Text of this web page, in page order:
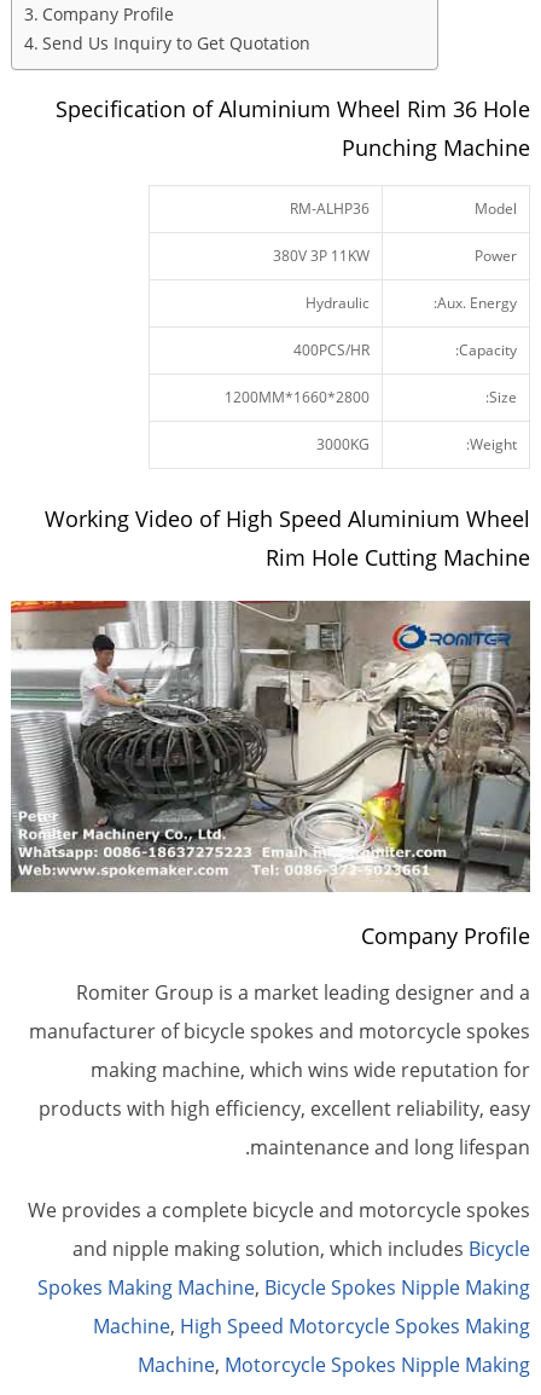
Company Profile
Send Us Inquiry to Get Quotation
Specification of Aluminium Wheel Rim 36 Hole
Punching Machine
Model
RM-ALHP36
Power
380V 3P 11KW
Aux. Energy:
Hydraulic
Capacity:
400PCS/HR
Size:
2800*1660*1200MM
Weight:
3000KG
Working Video of High Speed Aluminium Wheel
Rim Hole Cutting Machine
Company Profile
Romiter Group is a market leading designer and a
manufacturer of bicycle spokes and motorcycle spokes
making machine, which wins wide reputation for
products with high efficiency, excellent reliability, easy
maintenance and long lifespan.
We provides a complete bicycle and motorcycle spokes
and nipple making solution, which includes Bicycle
Spokes Making Machine, Bicycle Spokes Nipple Making
Machine, High Speed Motorcycle Spokes Making
Machine, Motorcycle Spokes Nipple Making